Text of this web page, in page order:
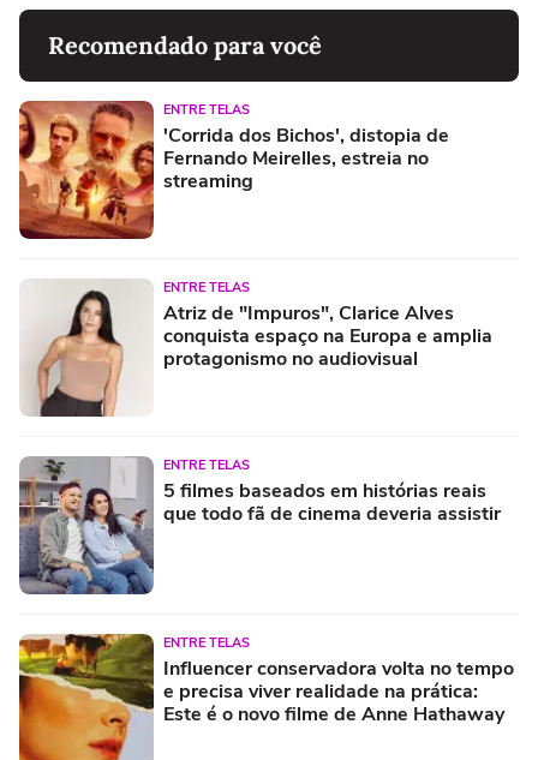
Recomendado para você
ENTRE TELAS
'Corrida dos Bichos', distopia de
Fernando Meirelles, estreia no
streaming
ENTRE TELAS
Atriz de "Impuros", Clarice Alves
conquista espaço na Europa e amplia
protagonismo no audiovisual
ENTRE TELAS
5 filmes baseados em histórias reais
que todo fã de cinema deveria assistir
ENTRE TELAS
Influencer conservadora volta no tempo
e precisa viver realidade na prática:
Este é o novo filme de Anne Hathaway